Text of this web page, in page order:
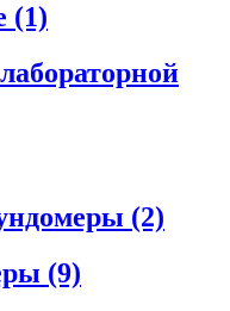
(1)
(2)
(9)